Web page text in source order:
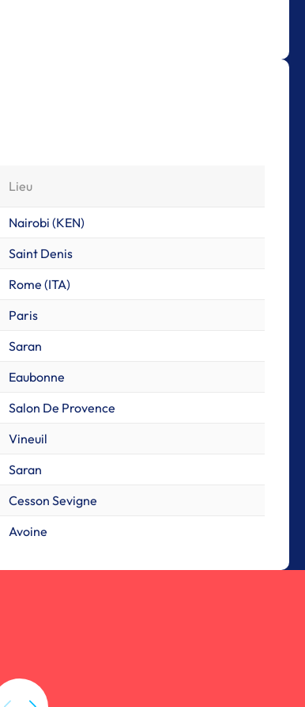
Lieu
Nairobi (KEN)
Saint Denis
Rome (ITA)
Paris
Saran
Eaubonne
Salon De Provence
Vineuil
Saran
Cesson Sevigne
Avoine